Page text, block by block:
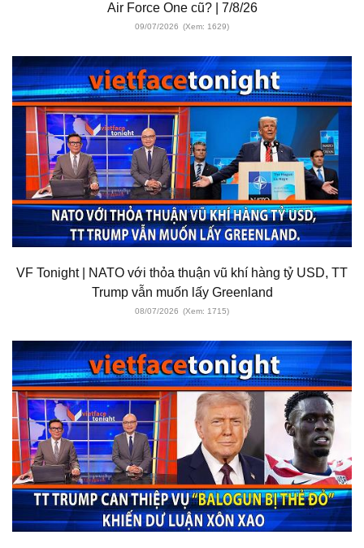
Air Force One cũ? | 7/8/26
09/07/2026 (Xem: 1629)
VF Tonight | NATO với thỏa thuận vũ khí hàng tỷ USD, TT
Trump vẫn muốn lấy Greenland
08/07/2026 (Xem: 1715)